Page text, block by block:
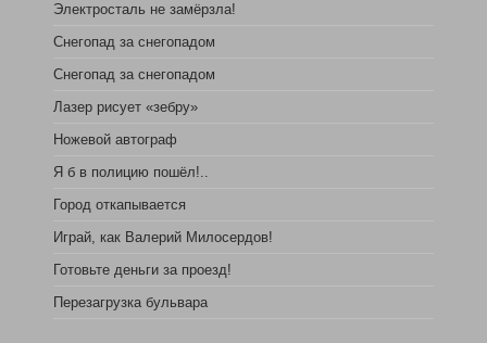
Электросталь не замёрзла!
Снегопад за снегопадом
Снегопад за снегопадом
Лазер рисует «зебру»
Ножевой автограф
Я б в полицию пошёл!..
Город откапывается
Играй, как Валерий Милосердов!
Готовьте деньги за проезд!
Перезагрузка бульвара